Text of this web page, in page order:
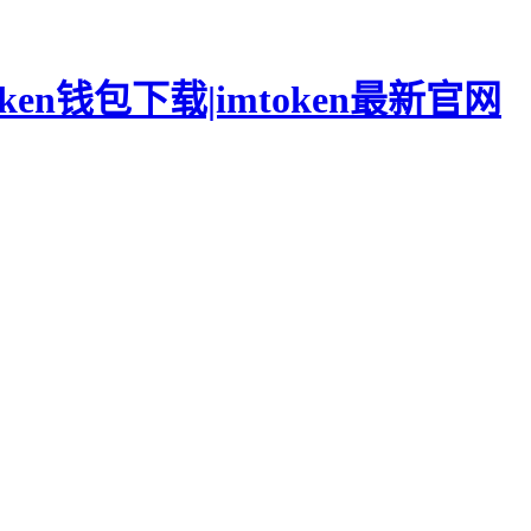
钱包下载|imtoken最新官网